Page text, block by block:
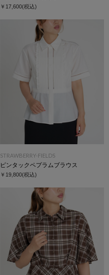
￥17,600(税込)
STRAWBERRY-FIELDS
ピンタックペプラムブラウス
￥19,800(税込)